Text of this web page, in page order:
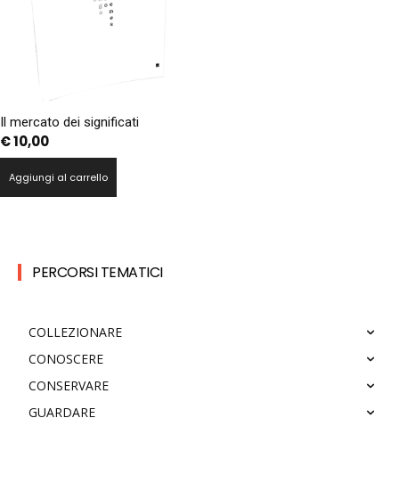
Il mercato dei significati
€10,00
Aggiungi al carrello
PERCORSI TEMATICI
COLLEZIONARE
CONOSCERE
CONSERVARE
GUARDARE